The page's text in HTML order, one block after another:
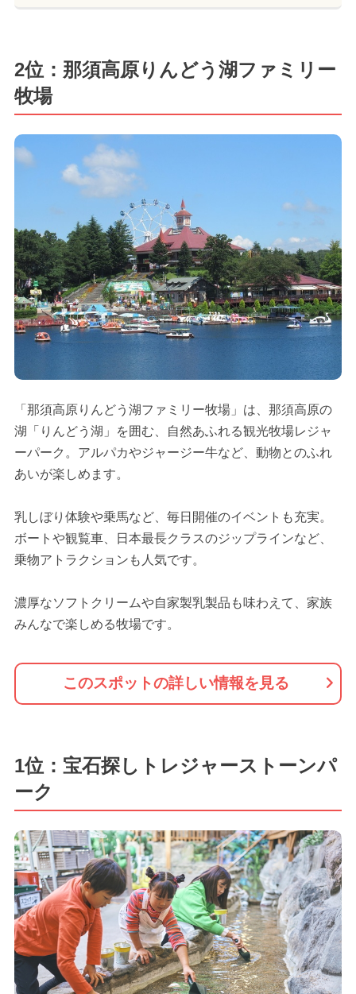
2位：那須高原りんどう湖ファミリー
牧場
「那須高原りんどう湖ファミリー牧場」は、那須高原の
湖「りんどう湖」を囲む、自然あふれる観光牧場レジャ
ーパーク。アルパカやジャージー牛など、動物とのふれ
あいが楽しめます。
乳しぼり体験や乗馬など、毎日開催のイベントも充実。
ボートや観覧車、日本最長クラスのジップラインなど、
乗物アトラクションも人気です。
濃厚なソフトクリームや自家製乳製品も味わえて、家族
みんなで楽しめる牧場です。
このスポットの詳しい情報を見る
1位：宝石探しトレジャーストーンパ
ーク